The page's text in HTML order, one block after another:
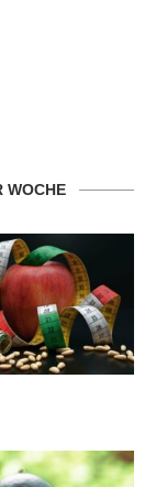
WOCHE